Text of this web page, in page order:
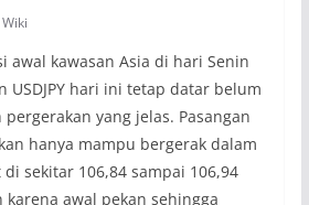
awal kawasan Asia di hari Senin
USDJPY hari ini tetap datar belum
yang jelas. Pasangan
hanya mampu bergerak dalam
sekitar 106,84 sampai 106,94
karena awal pekan sehingga